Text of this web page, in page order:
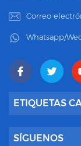
Correo
Whatsapp/
ETIQUETAS
SÍGUENOS